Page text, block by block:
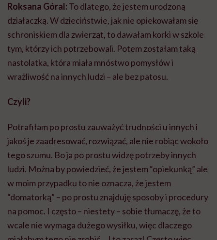
Roksana Góral: To dlatego, że jestem urodzoną
działaczką. W dzieciństwie, jak nie opiekowałam się
schroniskiem dla zwierząt, to dawałam korki w szkole
tym, którzy ich potrzebowali. Potem zostałam taką
nastolatka, która miała mnóstwo pomysłów i
wrażliwość na innych ludzi – ale bez patosu.
Czyli?
Potrafiłam po prostu zauważyć trudności u innych i
jakoś je zaadresować, rozwiązać, ale nie robiąc wokoło
tego szumu. Bo ja po prostu widzę potrzeby innych
ludzi. Można by powiedzieć, że jestem “opiekunką” ale
w moim przypadku to nie oznacza, że jestem
“domatorką” – po prostu znajduję sposoby i procedury
na pomoc. I często – niestety – sobie tłumaczę, że to
wcale nie wymaga dużego wysiłku, więc dlaczego